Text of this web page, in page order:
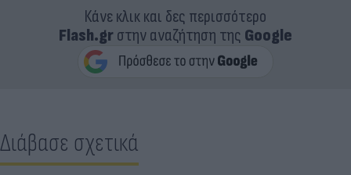
Κάνε κλικ και δες περισσότερο
Flash.grστην αναζήτηση της Google
Διάβασε σχετικά